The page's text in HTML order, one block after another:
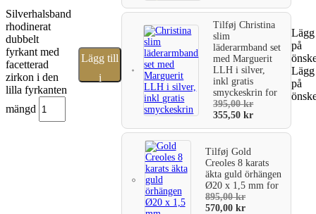
Silverhalsband
rhodinerat
dubbelt
fyrkant med
facetterad
zirkon i den
lilla fyrkanten
mängd
Lägg till
i
TilføjChristina
slim
läderarmband set
med Marguerit
LLH i silver,
inkl gratis
smyckeskrinfor
395,00kr
355,50kr
TilføjGold
Creoles 8 karats
äkta guld örhängen
Ø20 x 1,5 mmfor
895,00kr
570,00kr
på
på